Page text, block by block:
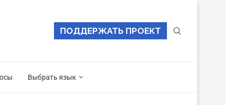
ПОДДЕРЖАТЬ ПРОЕКТ
Выбрать язык